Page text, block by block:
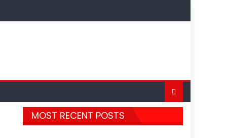
MOST RECENT POSTS